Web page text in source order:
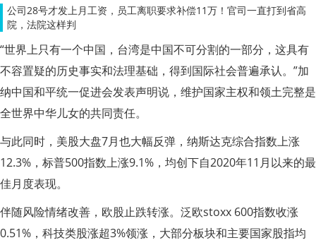
公司28号才发上月工资，员工离职要求补偿11万！官司一直打到省高
院，法院这样判
“世界上只有一个中国，台湾是中国不可分割的一部分，这具有
不容置疑的历史事实和法理基础，得到国际社会普遍承认。”加
纳中国和平统一促进会发表声明说，维护国家主权和领土完整是
全世界中华儿女的共同责任。
与此同时，美股大盘7月也大幅反弹，纳斯达克综合指数上涨
12.3%，标普500指数上涨9.1%，均创下自2020年11月以来的最
佳月度表现。
伴随风险情绪改善，欧股止跌转涨。泛欧stoxx 600指数收涨
0.51%，科技类股涨超3%领涨，大部分板块和主要国家股指均